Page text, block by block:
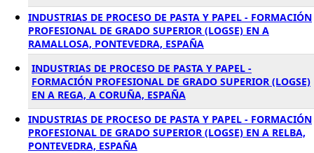
INDUSTRIAS DE PROCESO DE PASTA Y PAPEL - FORMACIÓN
PROFESIONAL DE GRADO SUPERIOR (LOGSE) EN A
RAMALLOSA, PONTEVEDRA, ESPAÑA
INDUSTRIAS DE PROCESO DE PASTA Y PAPEL -
FORMACIÓN PROFESIONAL DE GRADO SUPERIOR (LOGSE)
EN A REGA, A CORUÑA, ESPAÑA
INDUSTRIAS DE PROCESO DE PASTA Y PAPEL - FORMACIÓN
PROFESIONAL DE GRADO SUPERIOR (LOGSE) EN A RELBA,
PONTEVEDRA, ESPAÑA